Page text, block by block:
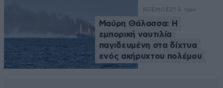
ΚΟΣΜΟΣ21 λ. πριν
Μαύρη Θάλασσα: Η
εμπορική ναυτιλία
παγιδευμένη στα δίχτυα
ενός ακήρυχτου πολέμου